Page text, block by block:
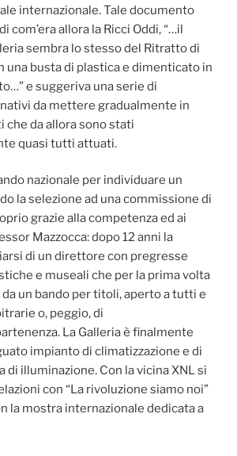
internazionale. Tale documento
com’era allora la Ricci Oddi, “…il
sembra lo stesso del Ritratto di
una busta di plastica e dimenticato in
e suggeriva una serie di
da mettere gradualmente in
che da allora sono stati
quasi tutti attuati.
nazionale per individuare un
la selezione ad una commissione di
grazie alla competenza ed ai
Mazzocca: dopo 12 anni la
di un direttore con pregresse
e museali che per la prima volta
un bando per titoli, aperto a tutti e
o, peggio, di
La Galleria è finalmente
impianto di climatizzazione e di
di illuminazione. Con la vicina XNL si
con “La rivoluzione siamo noi”
la mostra internazionale dedicata a